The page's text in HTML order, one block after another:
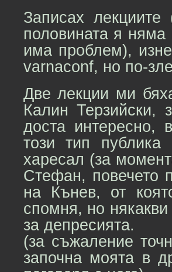
Записах
половината я няма
има проблем),
varnaconf, но по-
Две лекции ми
Калин Терзийски,
доста
този тип
харесал (за
Стефан, повечето
на Кънев, от
спомня, но
за депресията.
(за съжаление
започна моята в